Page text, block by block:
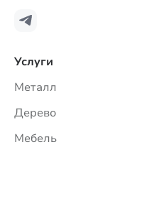
Услуги
Металл
Дерево
Мебель